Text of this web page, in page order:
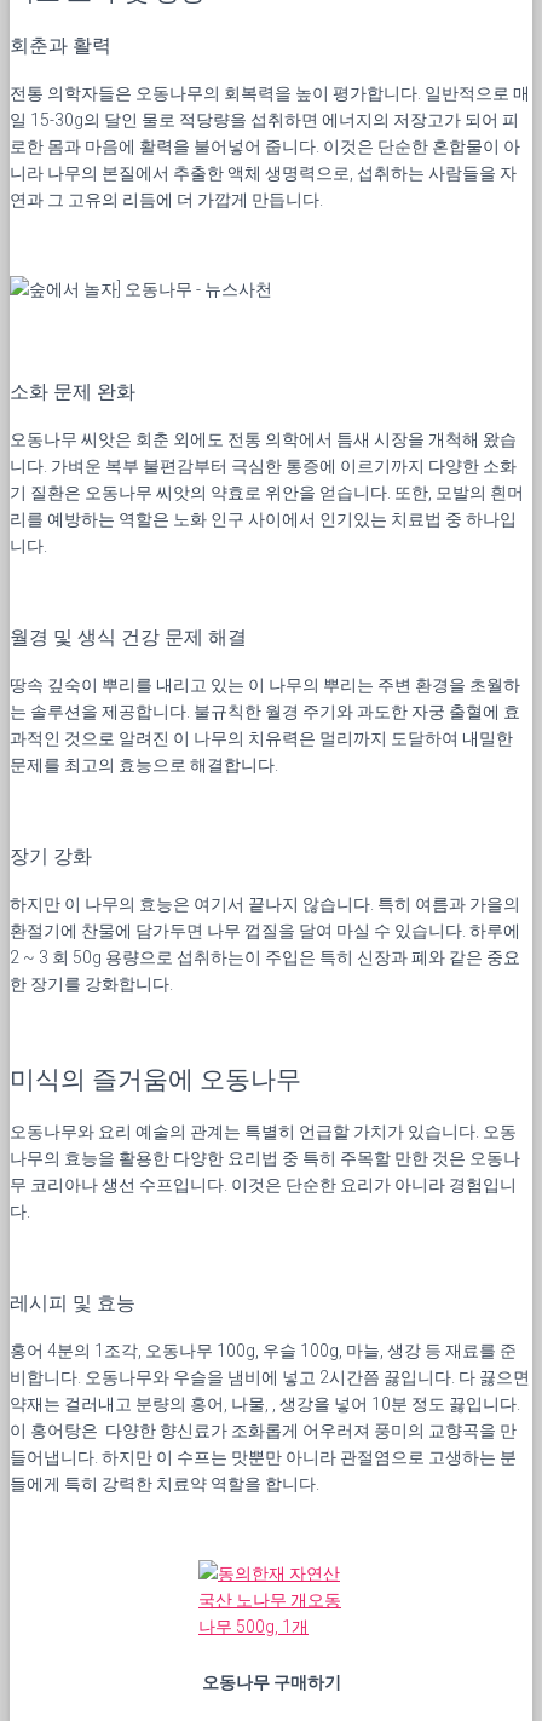
회춘과 활력
전통 의학자들은 오동나무의 회복력을 높이 평가합니다. 일반적으로 매
일 15-30g의 달인 물로 적당량을 섭취하면 에너지의 저장고가 되어 피
로한 몸과 마음에 활력을 불어넣어 줍니다. 이것은 단순한 혼합물이 아
니라 나무의 본질에서 추출한 액체 생명력으로, 섭취하는 사람들을 자
연과 그 고유의 리듬에 더 가깝게 만듭니다.
소화 문제 완화
오동나무 씨앗은 회춘 외에도 전통 의학에서 틈새 시장을 개척해 왔습
니다. 가벼운 복부 불편감부터 극심한 통증에 이르기까지 다양한 소화
기 질환은 오동나무 씨앗의 약효로 위안을 얻습니다. 또한, 모발의 흰머
리를 예방하는 역할은 노화 인구 사이에서 인기있는 치료법 중 하나입
니다.
월경 및 생식 건강 문제 해결
땅속 깊숙이 뿌리를 내리고 있는 이 나무의 뿌리는 주변 환경을 초월하
는 솔루션을 제공합니다. 불규칙한 월경 주기와 과도한 자궁 출혈에 효
과적인 것으로 알려진 이 나무의 치유력은 멀리까지 도달하여 내밀한
문제를 최고의 효능으로 해결합니다.
장기 강화
하지만 이 나무의 효능은 여기서 끝나지 않습니다. 특히 여름과 가을의
환절기에 찬물에 담가두면 나무 껍질을 달여 마실 수 있습니다. 하루에
2 ~ 3 회 50g 용량으로 섭취하는이 주입은 특히 신장과 폐와 같은 중요
한 장기를 강화합니다.
미식의 즐거움에 오동나무
오동나무와 요리 예술의 관계는 특별히 언급할 가치가 있습니다. 오동
나무의 효능을 활용한 다양한 요리법 중 특히 주목할 만한 것은 오동나
무 코리아나 생선 수프입니다. 이것은 단순한 요리가 아니라 경험입니
다.
레시피 및 효능
홍어 4분의 1조각, 오동나무 100g, 우슬 100g, 마늘, 생강 등 재료를 준
비합니다. 오동나무와 우슬을 냄비에 넣고 2시간쯤 끓입니다. 다 끓으면
약재는 걸러내고 분량의 홍어, 나물, , 생강을 넣어 10분 정도 끓입니다.
이 홍어탕은 다양한 향신료가 조화롭게 어우러져 풍미의 교향곡을 만
들어냅니다. 하지만 이 수프는 맛뿐만 아니라 관절염으로 고생하는 분
들에게 특히 강력한 치료약 역할을 합니다.
오동나무 구매하기